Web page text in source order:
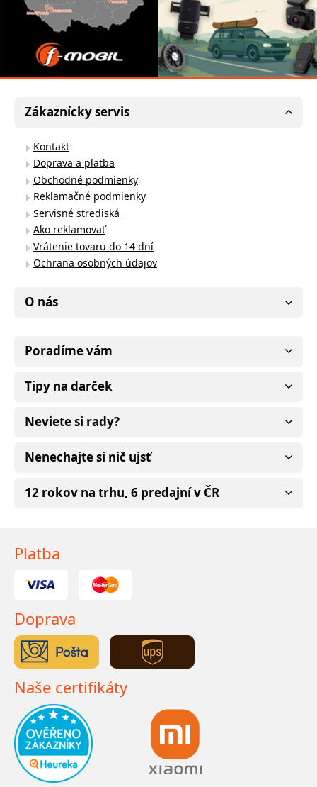
Zákaznícky servis
Kontakt
Doprava a platba
Obchodné podmienky
Reklamačné podmienky
Servisné strediská
Ako reklamovať
Vrátenie tovaru do 14 dní
Ochrana osobných údajov
O nás
Poradíme vám
Tipy na darček
Neviete si rady?
Nenechajte si nič ujsť
12 rokov na trhu, 6 predajní v ČR
Platba
Doprava
Naše certifikáty